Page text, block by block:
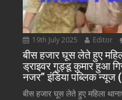
19th July 2025 Editor
बीस हजार घूस लेते हुए
ड्राइवर गुड्डू कुमार हुआ
नजर” इंडिया पब्लिक न्यूज
बीस हजार घूस लेते हुए महिला